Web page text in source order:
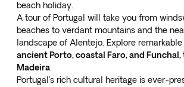
beach holiday.
A tour of Portugal will take you from
beaches to verdant mountains and the
landscape of Alentejo. Explore
ancient Porto, coastal Faro, and
Madeira
Portugal’s rich cultural heritage is ever-